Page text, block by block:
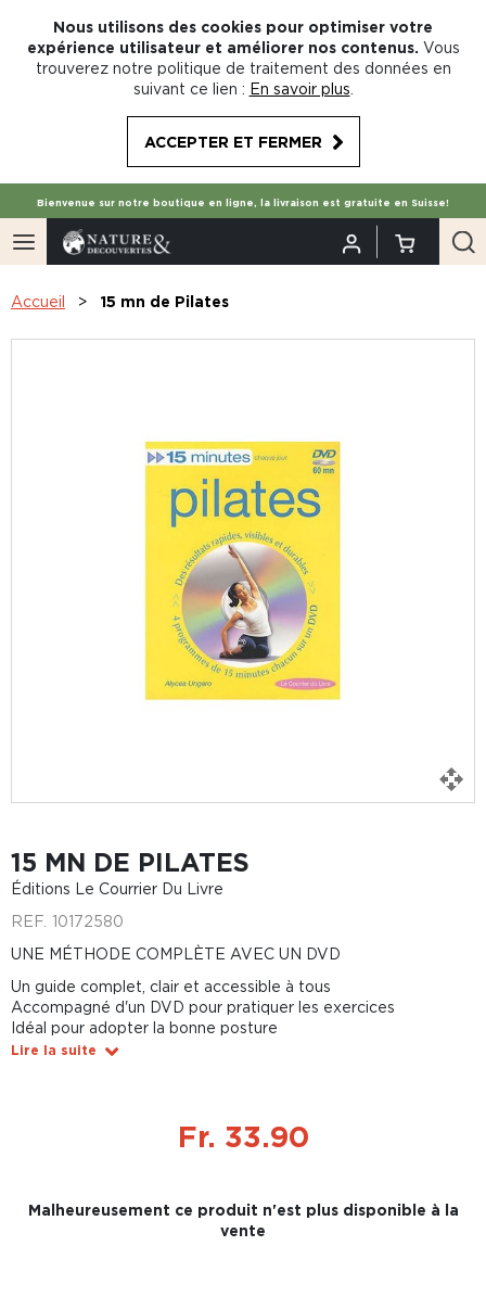
Nous utilisons des cookies pour optimiser votre
expérience utilisateur et améliorer nos contenus. Vous
trouverez notre politique de traitement des données en
suivant ce lien : En savoir plus
ACCEPTER ET FERMER
Bienvenue sur notre boutique en ligne, la livraison est gratuite en Suisse!
Accueil 15 mn de Pilates
15 MN DE PILATES
Éditions Le Courrier Du Livre
REF. 10172580
UNE MÉTHODE COMPLÈTE AVEC UN DVD
Un guide complet, clair et accessible à tous
Accompagné d'un DVD pour pratiquer les exercices
Idéal pour adopter la bonne posture
Lire la suite
Fr. 33.90
Malheureusement ce produit n'est plus disponible à la
vente